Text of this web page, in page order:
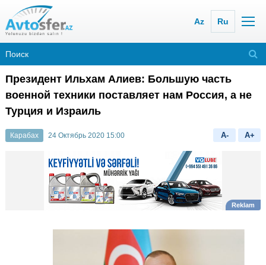
Az Ru
Президент Ильхам Алиев: Большую часть
военной техники поставляет нам Россия, а не
Турция и Израиль
Карабах 24 Октябрь 2020 15:00 A- A+